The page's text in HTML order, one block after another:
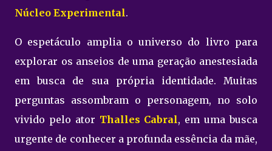
Núcleo Experimental.
O espetáculo amplia o universo do livro para
explorar os anseios de uma geração anestesiada
em busca de sua própria identidade. Muitas
perguntas assombram o personagem, no solo
vivido pelo ator Thalles Cabral, em uma busca
urgente de conhecer a profunda essência da mãe,